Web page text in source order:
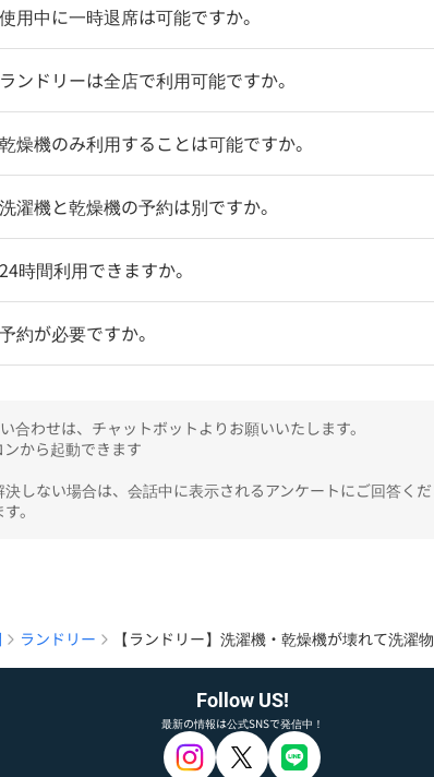
用中に一時退席は可能ですか。
ンドリーは全店で利用可能ですか。
燥機のみ利用することは可能ですか。
濯機と乾燥機の予約は別ですか。
時間利用できますか。
約が必要ですか。
合わせは、チャットボットよりお願いいたします。
から起動できます
しない場合は、会話中に表示されるアンケートにご回答く
。
ランドリー 【ランドリー】洗濯機・乾燥機が壊れて洗濯
Follow US!
最新の情報は公式SNSで発信中！